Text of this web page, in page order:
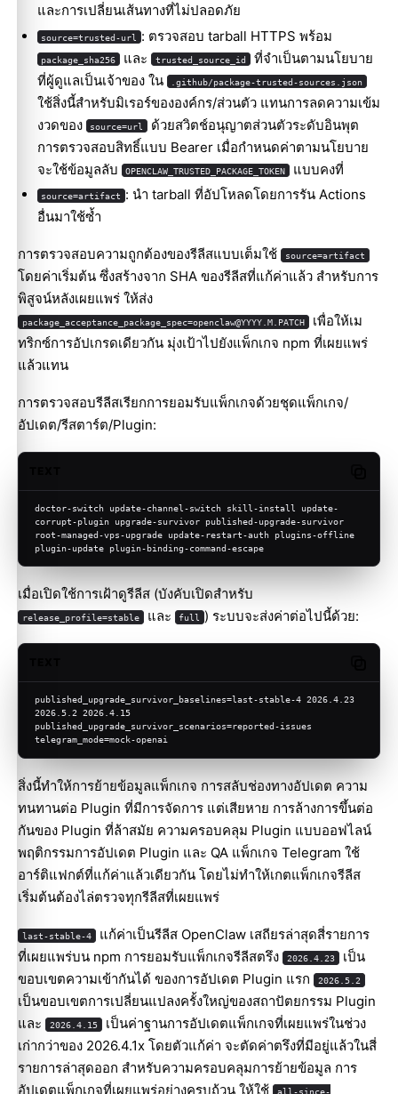
และการเปลี่ยนเส้นทางที่ไม่ปลอดภัย
source=trusted-url : ตรวจสอบ tarball HTTPS พร้อม
package_sha256 และ trusted_source_id ที่จำเป็นตามนโยบาย
ที่ผู้ดูแลเป็นเจ้าของ ใน
.github/package-trusted-sources.json
ใช้สิ่งนี้สำหรับมิเรอร์ขององค์กร/ส่วนตัว แทนการลดความเข้ม
งวดของ
source=url
ด้วยสวิตช์อนุญาตส่วนตัวระดับอินพุต
การตรวจสอบสิทธิ์แบบ Bearer เมื่อกำหนดค่าตามนโยบาย
จะใช้ข้อมูลลับ
OPENCLAW_TRUSTED_PACKAGE_TOKEN แบบคงที่
source=artifact : นำ tarball ที่อัปโหลดโดยการรัน Actions
อื่นมาใช้ซ้ำ
การตรวจสอบความถูกต้องของรีลีสแบบเต็มใช้ source=artifact
โดยค่าเริ่มต้น ซึ่งสร้างจาก SHA ของรีลีสที่แก้ค่าแล้ว สำหรับการ
พิสูจน์หลังเผยแพร่ ให้ส่ง
package_acceptance_package_spec=openclaw@YYYY.M.PATCH เพื่อให้เม
ทริกซ์การอัปเกรดเดียวกัน มุ่งเป้าไปยังแพ็กเกจ npm ที่เผยแพร่
แล้วแทน
การตรวจสอบรีลีสเรียกการยอมรับแพ็กเกจด้วยชุดแพ็กเกจ/
อัปเดต/รีสตาร์ต/Plugin:
doctor-switch update-channel-switch skill-install update-
corrupt-plugin upgrade-survivor published-upgrade-survivor
root-managed-vps-upgrade update-restart-auth plugins-offline
plugin-update plugin-binding-command-escape
เมื่อเปิดใช้การเฝ้าดูรีลีส (บังคับเปิดสำหรับ
release_profile=stable และ full ) ระบบจะส่งค่าต่อไปนี้ด้วย:
published_upgrade_survivor_baselines=last-stable-4 2026.4.23
2026.5.2 2026.4.15
published_upgrade_survivor_scenarios=reported-issues
telegram_mode=mock-openai
สิ่งนี้ทำให้การย้ายข้อมูลแพ็กเกจ การสลับช่องทางอัปเดต ความ
ทนทานต่อ Plugin ที่มีการจัดการ แต่เสียหาย การล้างการขึ้นต่อ
กันของ Plugin ที่ล้าสมัย ความครอบคลุม Plugin แบบออฟไลน์
พฤติกรรมการอัปเดต Plugin และ QA แพ็กเกจ Telegram ใช้
อาร์ติแฟกต์ที่แก้ค่าแล้วเดียวกัน โดยไม่ทำให้เกตแพ็กเกจรีลีส
เริ่มต้นต้องไล่ตรวจทุกรีลีสที่เผยแพร่
last-stable-4 แก้ค่าเป็นรีลีส OpenClaw เสถียรล่าสุดสี่รายการ
ที่เผยแพร่บน npm การยอมรับแพ็กเกจรีลีสตรึง
2026.4.23 เป็น
ขอบเขตความเข้ากันได้ ของการอัปเดต Plugin แรก
2026.5.2
เป็นขอบเขตการเปลี่ยนแปลงครั้งใหญ่ของสถาปัตยกรรม Plugin
และ
2026.4.15 เป็นค่าฐานการอัปเดตแพ็กเกจที่เผยแพร่ในช่วง
เก่ากว่าของ 2026.4.1x โดยตัวแก้ค่า จะตัดค่าตรึงที่มีอยู่แล้วในสี่
รายการล่าสุดออก สำหรับความครอบคลุมการย้ายข้อมูล การ
อัปเดตแพ็กเกจที่เผยแพร่อย่างครบถ้วน ให้ใช้
all-since-